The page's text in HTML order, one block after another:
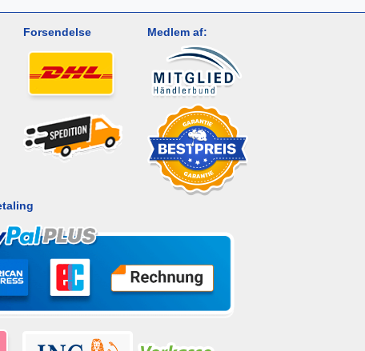
Forsendelse Medlem af: